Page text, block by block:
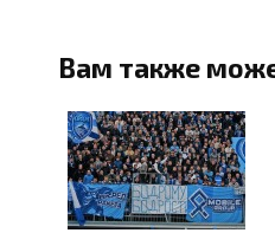
Вам также